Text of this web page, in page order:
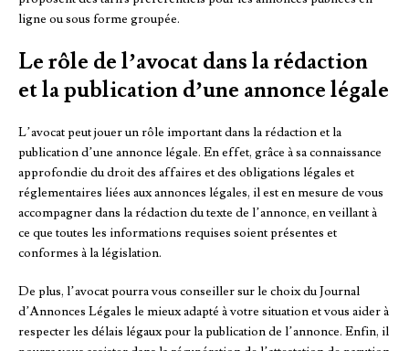
ligne ou sous forme groupée.
Le rôle de l’avocat dans la rédaction
et la publication d’une annonce légale
L’avocat peut jouer un rôle important dans la rédaction et la
publication d’une annonce légale. En effet, grâce à sa connaissance
approfondie du droit des affaires et des obligations légales et
réglementaires liées aux annonces légales, il est en mesure de vous
accompagner dans la rédaction du texte de l’annonce, en veillant à
ce que toutes les informations requises soient présentes et
conformes à la législation.
De plus, l’avocat pourra vous conseiller sur le choix du Journal
d’Annonces Légales le mieux adapté à votre situation et vous aider à
respecter les délais légaux pour la publication de l’annonce. Enfin, il